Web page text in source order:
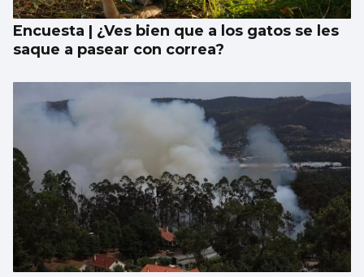
Encuesta | ¿Ves bien que a los gatos se les
saque a pasear con correa?